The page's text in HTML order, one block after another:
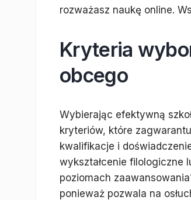
rozważasz naukę online.
Kryteria
obcego
Wybierając efektywną
kryteriów, które
kwalifikacje i
wykształcenie filologiczne
poziomach
ponieważ pozwala na